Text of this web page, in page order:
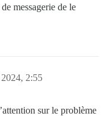
messagerie de le
2:55
sur le problème